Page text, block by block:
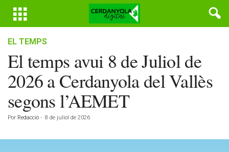
EL TEMPS
El temps avui 8 de Juliol de
2026 a Cerdanyola del Vallès
segons l’AEMET
Por Redacció - 8 de juliol de 2026